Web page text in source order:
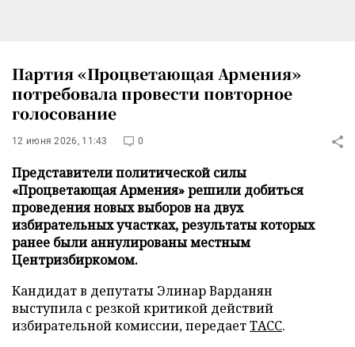
Партия «Процветающая Армения»
потребовала провести повторное
голосование
12 июня 2026, 11:43 0
Представители политической силы
«Процветающая Армения» решили добиться
проведения новых выборов на двух
избирательных участках, результаты которых
ранее были аннулированы местным
Центризбиркомом.
Кандидат в депутаты Элинар Варданян
выступила с резкой критикой действий
избирательной комиссии, передаетТАСС.